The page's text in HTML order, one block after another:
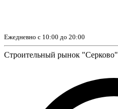
Ежедневно с 10:00 до 20:00
Строительный рынок "Серково"